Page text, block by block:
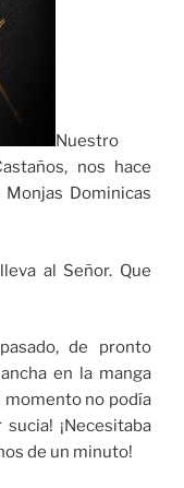
Nuestro
nos hace
Dominicas
al Señor. Que
de pronto
en la manga
momento no podía
¡Necesitaba
de un minuto!